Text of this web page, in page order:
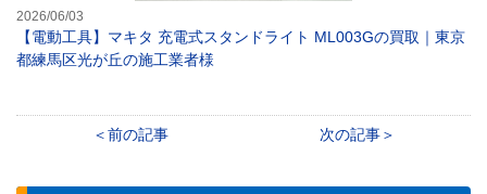
2026/06/03
【電動工具】マキタ 充電式スタンドライト ML003Gの買取｜東京
都練馬区光が丘の施工業者様
前の記事 次の記事